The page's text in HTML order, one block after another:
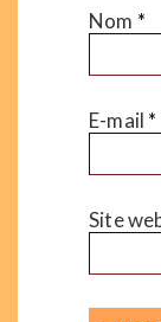
Nom *
E-mail *
Site